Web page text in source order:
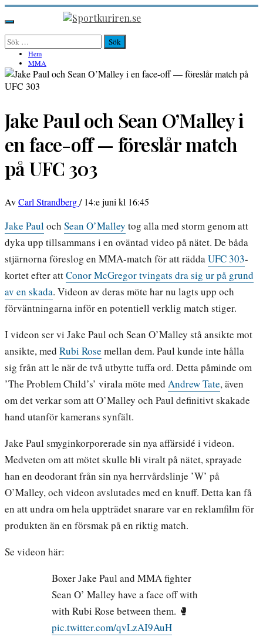
Hoppa
till
innehåll
Sportkuriren.se
Primär
meny
Sök
efter: Hem
MMA
Jake Paul och Sean O’Malley i
en face-off — föreslår match
på UFC 303
AvCarl Strandberg/ 14:e juni kl 16:45
Jake Pauloch Sean O’Malley tog alla med storm genom att
dyka upp tillsammans i en oväntad video på nätet. De båda
stjärnorna föreslog en MMA-match för att räddaUFC 303-
kortet efter attConor McGregor tvingats dra sig ur på grund
av en skada. Videon av deras möte har nu lagts upp och
förväntningarna inför en potentiell verklig match stiger.
I videon ser vi Jake Paul och Sean O’Malley stå ansikte mot
ansikte, med Rubi Rose mellan dem. Paul kunde inte hålla
sig från att le när de två utbytte tuffa ord. Detta påminde om
’The Problem Child’s’ virala möte med Andrew Tate, även
om det verkar som att O’Malley och Paul definitivt skakade
hand utanför kamerans synfält.
Jake Paul smyginkorporerade sin nya affärsidé i videon.
Medveten om att mötet skulle bli viralt på nätet, sprayade
han en deodorant från sin nya herrvårdslinje ’W’ på
O’Malley, och videon avslutades med en knuff. Detta kan få
en att undra om hela uppträdet snarare var en reklamfilm för
produkten än en försmak på en riktig match.
Se videon här:
Boxer Jake Paul and MMA fighter
Sean O’ Malley have a face off with
with Rubi Rose between them. 🥊
pic.twitter.com/qvLzAI9AuH